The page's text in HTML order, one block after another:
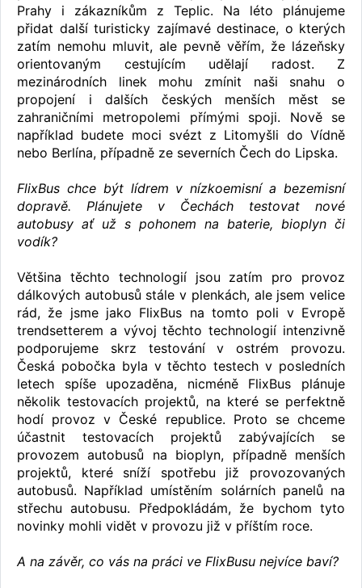
Prahy i zákazníkům z Teplic. Na léto plánujeme
přidat další turisticky zajímavé destinace, o kterých
zatím nemohu mluvit, ale pevně věřím, že lázeňsky
orientovaným cestujícím udělají radost. Z
mezinárodních linek mohu zmínit naši snahu o
propojení i dalších českých menších měst se
zahraničními metropolemi přímými spoji. Nově se
například budete moci svézt z Litomyšli do Vídně
nebo Berlína, případně ze severních Čech do Lipska.
FlixBus chce být lídrem v nízkoemisní a bezemisní
dopravě. Plánujete v Čechách testovat nové
autobusy ať už s pohonem na baterie, bioplyn či
vodík?
Většina těchto technologií jsou zatím pro provoz
dálkových autobusů stále v plenkách, ale jsem velice
rád, že jsme jako FlixBus na tomto poli v Evropě
trendsetterem a vývoj těchto technologií intenzivně
podporujeme skrz testování v ostrém provozu.
Česká pobočka byla v těchto testech v posledních
letech spíše upozaděna, nicméně FlixBus plánuje
několik testovacích projektů, na které se perfektně
hodí provoz v České republice. Proto se chceme
účastnit testovacích projektů zabývajících se
provozem autobusů na bioplyn, případně menších
projektů, které sníží spotřebu již provozovaných
autobusů. Například umístěním solárních panelů na
střechu autobusu. Předpokládám, že bychom tyto
novinky mohli vidět v provozu již v příštím roce.
A na závěr, co vás na práci ve FlixBusu nejvíce baví?